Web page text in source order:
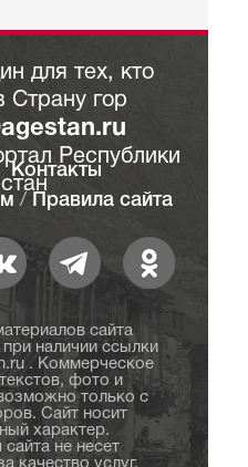
для тех, кто
Страну гор
Республики
Контакты
/ Правила сайта
сайта
наличии ссылки
. Коммерческое
фото и
только с
Сайт носит
характер.
не несет
качество услуг,